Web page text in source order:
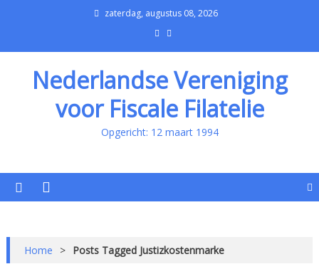
zaterdag, augustus 08, 2026
Nederlandse Vereniging
voor Fiscale Filatelie
Opgericht: 12 maart 1994
Home > Posts Tagged Justizkostenmarke